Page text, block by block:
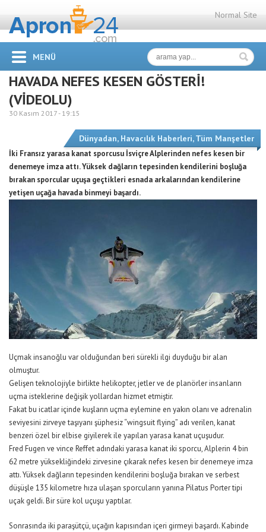
Normal Site
MENÜ
HAVADA NEFES KESEN GÖSTERİ!
(VİDEOLU)
30 Kasım 2017 - 19:15
Dünyadan, Havacılık Haberleri,Tüm Manşetler
İki Fransız yarasa kanat sporcusu İsviçre Alplerinden nefes kesen bir
denemeye imza attı. Yüksek dağların tepesinden kendilerini boşluğa
bırakan sporcular uçuşa geçtikleri esnada arkalarından kendilerine
yetişen uçağa havada binmeyi başardı.
Uçmak insanoğlu var olduğundan beri sürekli ilgi duyduğu bir alan
olmuştur.
Gelişen teknolojiyle birlikte helikopter, jetler ve de planörler insanların
uçma isteklerine değişik yollardan hizmet etmiştir.
Fakat bu icatlar içinde kuşların uçma eylemine en yakın olanı ve adrenalin
seviyesini zirveye taşıyanı şüphesiz “wingsuit flying” adı verilen, kanat
benzeri özel bir elbise giyilerek ile yapılan yarasa kanat uçuşudur.
Fred Fugen ve vince Reffet adındaki yarasa kanat iki sporcu, Alplerin 4 bin
62 metre yüksekliğindeki zirvesine çıkarak nefes kesen bir denemeye imza
attı. Yüksek dağların tepesinden kendilerini boşluğa bırakan ve serbest
düşüşle 135 kilometre hıza ulaşan sporcuların yanına Pilatus Porter tipi
uçak geldi. Bir süre kol uçuşu yaptılar.
Sonrasında iki paraşütçü, uçağın kapısından içeri girmeyi başardı. Kabinde